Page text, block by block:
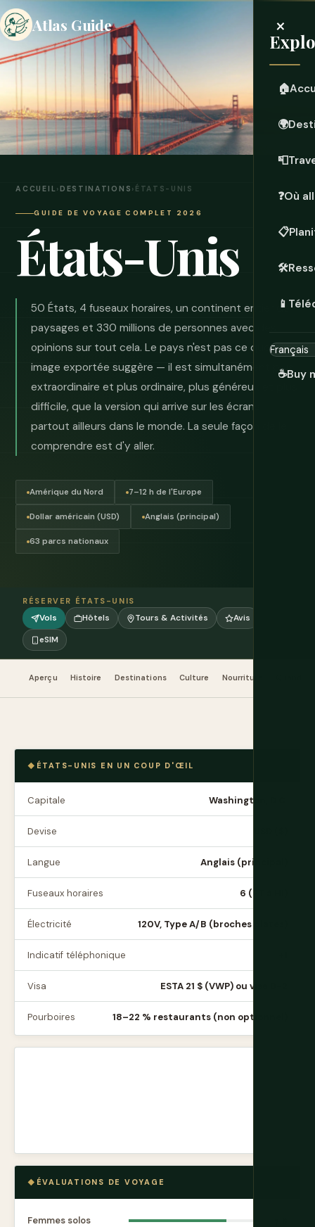
Atlas Guide ×
🏠
🌍
📮
❓Où
📋
🛠️
📱
☕Buy
ACCUEIL›DESTINATIONS › ÉTATS-UNIS
GUIDE DE VOYAGE COMPLET 2026
États-Unis
50 États, 4 fuseaux horaires, un continent entier de
paysages et 330 millions de personnes avec des
opinions sur tout cela. Le pays n'est pas ce que son
image exportée suggère — il est simultanément plus
extraordinaire et plus ordinaire, plus généreux et plus
difficile, que la version qui arrive sur les écrans
partout ailleurs dans le monde. La seule façon de le
comprendre est d'y aller.
Amérique du Nord 7–12 h de l'Europe
Dollar américain (USD) Anglais (principal)
63 parcs nationaux
RÉSERVER ÉTATS-UNIS
Vols Hôtels Tours & Activités
Avis
eSIM
Aperçu Histoire Destinations Culture Nourriture
ÉTATS-UNIS EN UN COUP D'ŒIL
Capitale Washington, D.C.
Devise
Langue Anglais (principal)
Fuseaux horaires 6 (ET à HI)
Électricité 120V, Type A/B (broches plates)
Indicatif téléphonique
Visa ESTA 21 $ (VWP) ou visa B-2
Pourboires 18–22 % restaurants (non optionnel)
ÉVALUATIONS DE VOYAGE
Femmes solos